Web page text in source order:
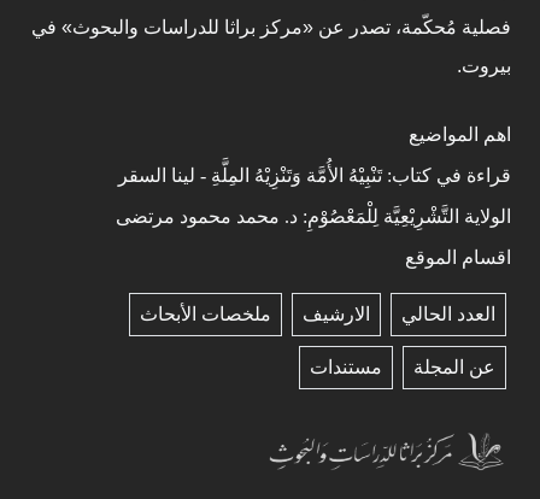
فصلية مُحكّمة، تصدر عن «مركز براثا للدراسات والبحوث» في
بيروت.
اهم المواضيع
قراءة في كتاب: تَنْبِيْهُ الأُمَّة وَتَنْزِيْهُ المِلَّةِ - لينا السقر
الولاية التَّشْرِيْعِيَّة لِلْمَعْصُوْمِ: د. محمد محمود مرتضى
اقسام الموقع
العدد الحالي الارشيف ملخصات الأبحاث
عن المجلة مستندات